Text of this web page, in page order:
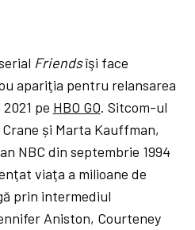
Friendsîşi face
apariţia pentru relansarea
pe HBO GO. Sitcom-ul
și Marta Kauffman,
NBC din septembrie 1994
viaţa a milioane de
prin intermediul
Aniston, Courteney